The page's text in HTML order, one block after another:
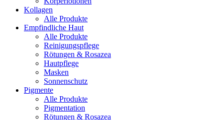
Kollagen
Alle Produkte
Empfindliche Haut
Alle Produkte
Reinigungspflege
Rötungen & Rosazea
Hautpflege
Masken
Sonnenschutz
Pigmente
Alle Produkte
Pigmentation
Rötungen & Rosazea